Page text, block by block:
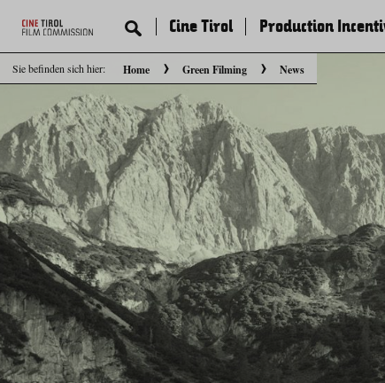
Sie befinden sich hier: Home Green Filming News
Cine Tirol Production